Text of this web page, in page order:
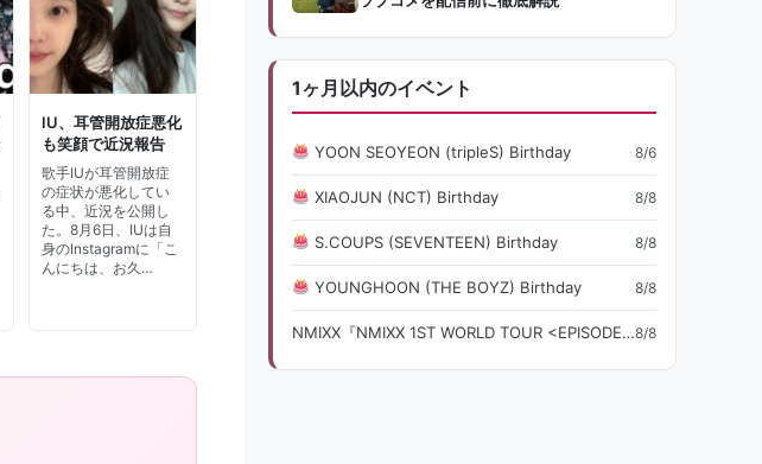
IU、耳管開放症悪化
も笑顔で近況報告
歌手IUが耳管開放症
の症状が悪化してい
る中、近況を公開し
た。8月6日、IUは自
身のInstagramに「こ
んにちは、お久…
1ヶ月以内のイベント
YOON SEOYEON (tripleS) Birthday 8/6
XIAOJUN (NCT) Birthday 8/8
S.COUPS (SEVENTEEN) Birthday 8/8
YOUNGHOON (THE BOYZ) Birthday 8/8
NMIXX『NMIXX 1ST WORLD TOUR <EPISODE 1: ZERO FR』ライブ・コンサート情報8/8